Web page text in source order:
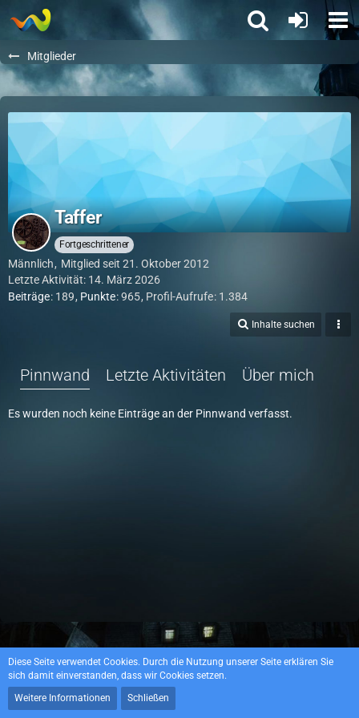
Mitglieder
Taffer
Fortgeschrittener
Männlich
Mitglied seit 21. Oktober 2012
Letzte Aktivität: 14. März 2026
Beiträge 189 Punkte 965 Profil-Aufrufe 1.384
Inhalte suchen
Pinnwand Letzte Aktivitäten Über mich
Es wurden noch keine Einträge an der Pinnwand verfasst.
Diese Seite verwendet Cookies. Durch die Nutzung unserer Seite erklären Sie
sich damit einverstanden, dass wir Cookies setzen.
Weitere Informationen
Schließen